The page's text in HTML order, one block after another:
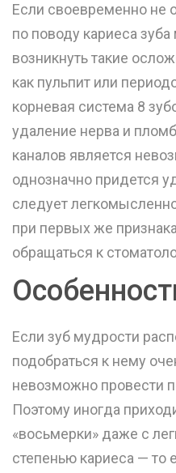
Если своевременно не
по поводу кариеса
возникнуть такие
как пульпит или
корневая система 8
удаление нерва и
каналов является
однозначно придется
следует
при первых же
обращаться к
Если зуб мудрости
подобраться к нему
невозможно провести
Поэтому иногда
«восьмерки» даже с
степенью кариеса — то